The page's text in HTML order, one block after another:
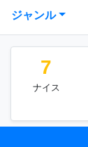
ジャンル
7
ナイス